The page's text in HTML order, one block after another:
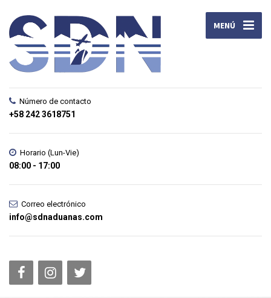
MENÚ
Número de contacto
+58 242 3618751
Horario (Lun-Vie)
08:00 - 17:00
Correo electrónico
info@sdnaduanas.com